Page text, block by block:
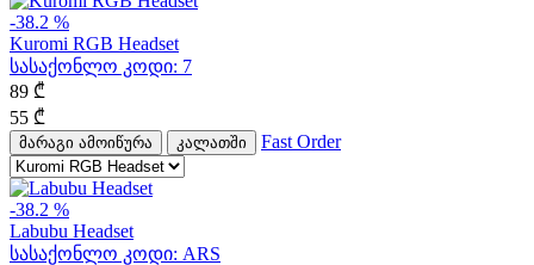
-38.2 %
Kuromi RGB Headset
სასაქონლო კოდი: 7
89 ₾
55 ₾
მარაგი ამოიწურა კალათში Fast Order
-38.2 %
Labubu Headset
სასაქონლო კოდი: ARS